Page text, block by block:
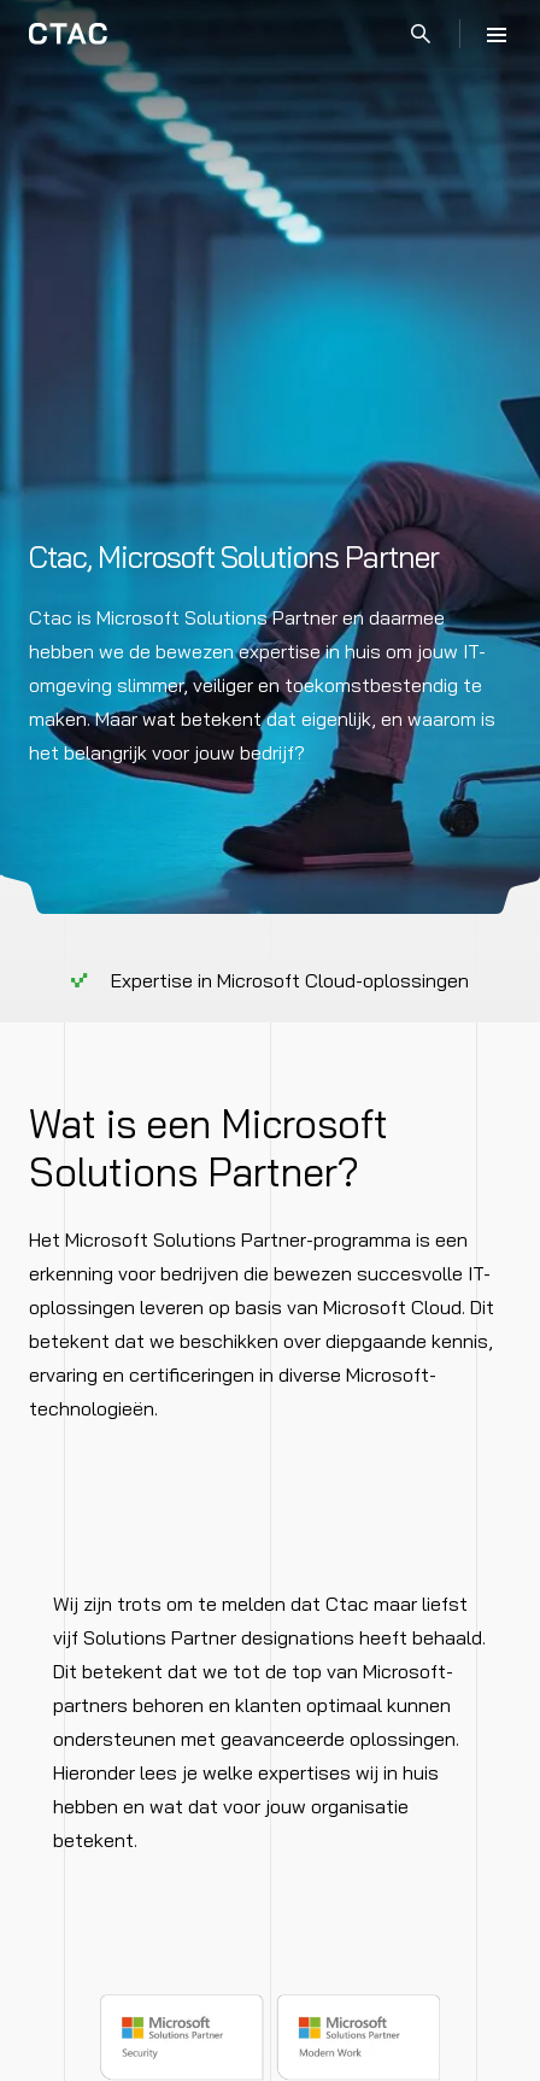
Ctac, Microsoft Solutions Partner
Ctac is Microsoft Solutions Partner en daarmee
hebben we de bewezen expertise in huis om jouw IT-
omgeving slimmer, veiliger en toekomstbestendig te
maken. Maar wat betekent dat eigenlijk, en waarom is
het belangrijk voor jouw bedrijf?
Expertise in Microsoft Cloud-oplossingen
Wat is een Microsoft
Solutions Partner?
Het Microsoft Solutions Partner-programma is een
erkenning voor bedrijven die bewezen succesvolle IT-
oplossingen leveren op basis van Microsoft Cloud. Dit
betekent dat we beschikken over diepgaande kennis,
ervaring en certificeringen in diverse Microsoft-
technologieën.
Wij zijn trots om te melden dat Ctac maar liefst
vijf Solutions Partner designations heeft behaald.
Dit betekent dat we tot de top van Microsoft-
partners behoren en klanten optimaal kunnen
ondersteunen met geavanceerde oplossingen.
Hieronder lees je welke expertises wij in huis
hebben en wat dat voor jouw organisatie
betekent.